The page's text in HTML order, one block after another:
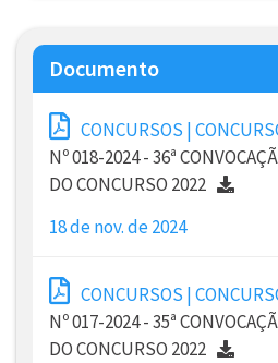
Documento
CONCURSOS |
Nº 018-2024 - 36ª
DO CONCURSO 2022
18 de nov. de 2024
CONCURSOS |
Nº 017-2024 - 35ª
DO CONCURSO 2022